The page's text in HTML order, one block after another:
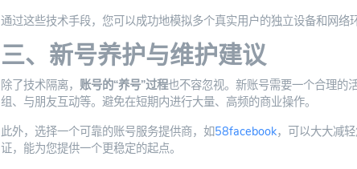
通过这些技术手段，您可以成功地模拟多个真实用户的独立设备和网络
三、新号养护与维护建议
除了技术隔离， 账号的“养号”过程也不容忽视。新账号需要一个合理的
组、与朋友互动等。避免在短期内进行大量、高频的商业操作。
此外，选择一个可靠的账号服务提供商，如58facebook，可以大大减
证，能为您提供一个更稳定的起点。